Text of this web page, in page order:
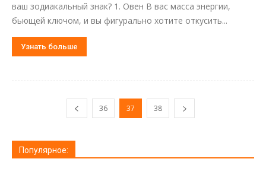
ваш зодиакальный знак? 1. Овен В вас масса энергии,
бьющей ключом, и вы фигурально хотите откусить...
Узнать больше
36 37 38
Популярное: